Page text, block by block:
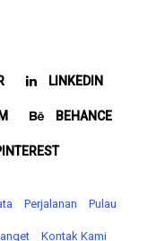
LINKEDIN
BEHANCE
Perjalanan Pulau
Kontak Kami